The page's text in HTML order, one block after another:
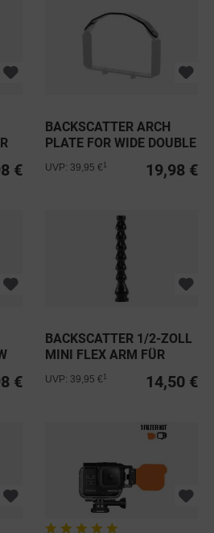
€
BACKSCATTER ARCH
PLATE FOR WIDE DOUBLE
HANDLE TRAY
19,98 €
UVP: 39,95 €
€
BACKSCATTER 1/2-ZOLL
MINI FLEX ARM FÜR
LIGHT &...
14,50 €
UVP: 39,95 €